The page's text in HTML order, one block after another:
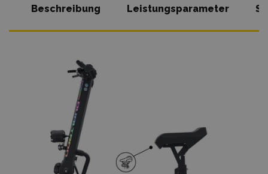
Beschreibung Leistungsparameter